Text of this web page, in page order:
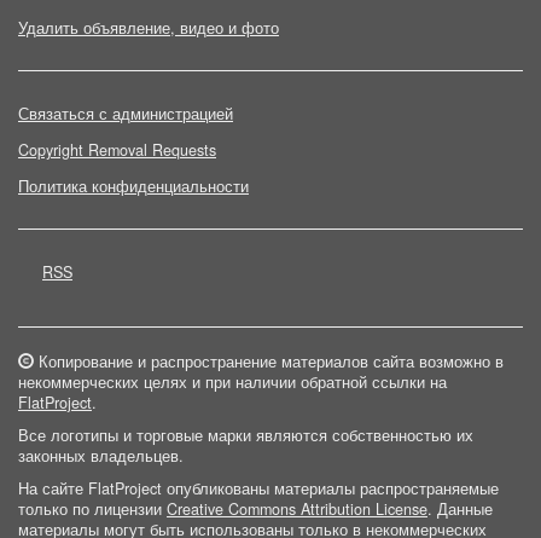
Удалить объявление, видео и фото
Связаться с администрацией
Copyright Removal Requests
Политика конфиденциальности
RSS
Копирование и распространение материалов сайта возможно в
некоммерческих целях и при наличии обратной ссылки на
FlatProject.
Все логотипы и торговые марки являются собственностью их
законных владельцев.
На сайте FlatProject опубликованы материалы распространяемые
только по лицензии Creative Commons Attribution License. Данные
материалы могут быть использованы только в некоммерческих